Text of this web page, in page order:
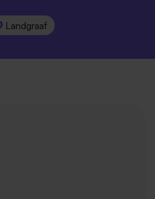
Landgraaf